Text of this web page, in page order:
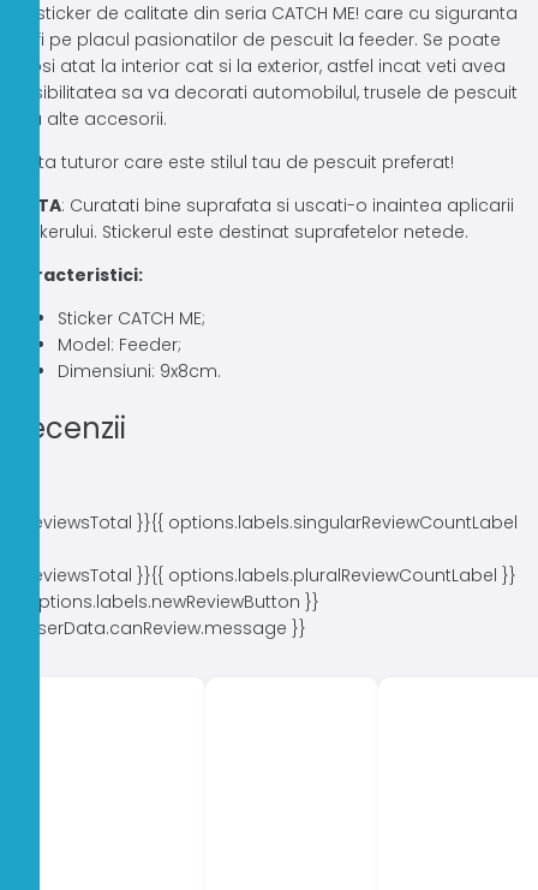
FEEDER
9X8CM
Un sticker de calitate din seria CATCH ME! care cu siguranta
va fi pe placul pasionatilor de pescuit la feeder. Se poate
folosi atat la interior cat si la exterior, astfel incat veti avea
posibilitatea sa va decorati automobilul, trusele de pescuit
sau alte accesorii.
Arata tuturor care este stilul tau de pescuit preferat!
NOTA: Curatati bine suprafata si uscati-o inaintea aplicarii
stickerului. Stickerul este destinat suprafetelor netede.
Caracteristici:
Sticker CATCH ME;
Model: Feeder;
Dimensiuni: 9x8cm.
Recenzii
{{ reviewsTotal }}{{ options.labels.singularReviewCountLabel
{{ reviewsTotal }}{{ options.labels.pluralReviewCountLabel }}
{{ options.labels.newReviewButton }}
{{ userData.canReview.message }}